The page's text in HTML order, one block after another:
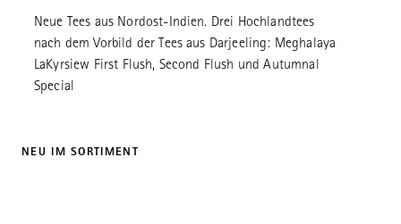
Neue Tees aus Nordost-Indien. Drei Hochlandtees
nach dem Vorbild der Tees aus Darjeeling: Meghalaya
LaKyrsiew First Flush, Second Flush und Autumnal
Special
NEU IM SORTIMENT